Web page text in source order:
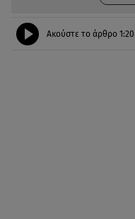
Ακούστε το άρθρο 1:20